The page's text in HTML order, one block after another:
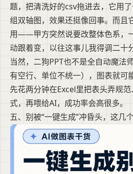
题，把清洗好的csv拖进去，它用
组双轴图，效果还挺像回事。而且
用——甲方突然说要改整体色系，
动跟着变，以往这事儿我得调二十
当然，二狗PPT也不是全自动魔法
有空行、单位不统一），图表就可
先花两分钟在Excel里把表头弄规
式，再喂给AI，成功率会高很多。
五、别被“一键生成”冲昏头，这几